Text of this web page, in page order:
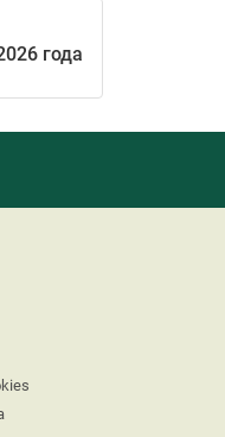
года